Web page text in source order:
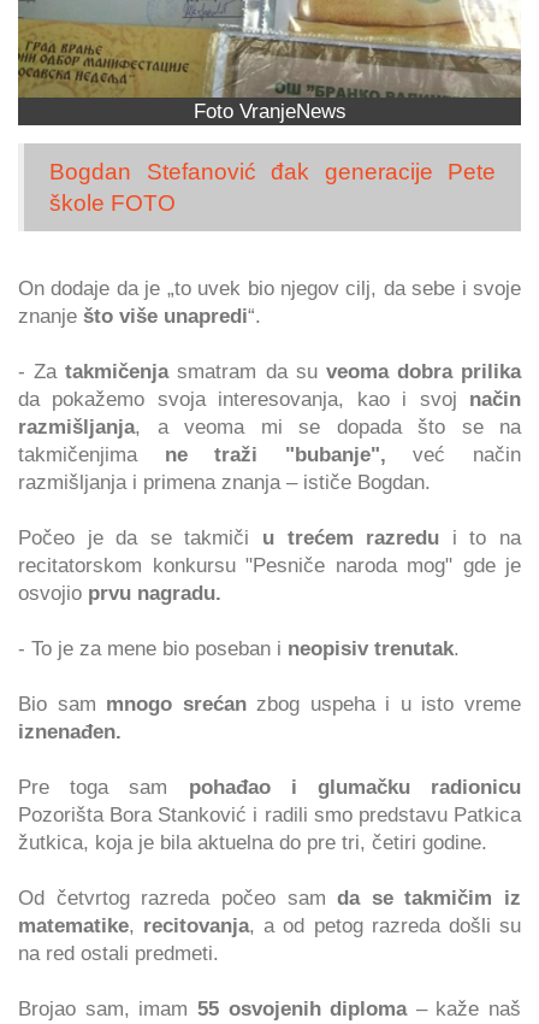
Foto VranjeNews
Bogdan Stefanović đak generacije Pete
škole FOTO
On dodaje da je „to uvek bio njegov cilj, da sebe i svoje
znanje što više unapredi“.
- Zatakmičenjasmatram da su veoma dobra prilika
da pokažemo svoja interesovanja, kao i svoj način
razmišljanja, a veoma mi se dopada što se na
takmičenjima ne traži "bubanje", već način
razmišljanja i primena znanja – ističe Bogdan.
Počeo je da se takmiči u trećem razredu i to na
recitatorskom konkursu "Pesniče naroda mog" gde je
osvojio prvu nagradu.
- To je za mene bio poseban i neopisiv trenutak.
Bio sam mnogo srećanzbog uspeha i u isto vreme
iznenađen.
Pre toga sam pohađao i glumačku radionicu
Pozorišta Bora Stanković i radili smo predstavu Patkica
žutkica, koja je bila aktuelna do pre tri, četiri godine.
Od četvrtog razreda počeo samda se takmičim iz
matematike, recitovanja, a od petog razreda došli su
na red ostali predmeti.
Brojao sam, imam 55 osvojenih diploma– kaže naš